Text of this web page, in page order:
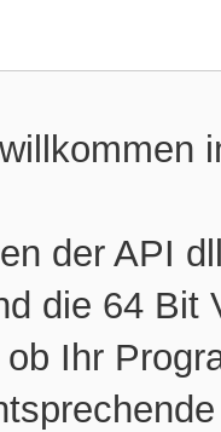
der API
die 64 Bit
Ihr